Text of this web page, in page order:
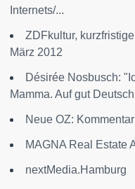
Internets/...
ZDFkultur,
März 2012
Désirée Nosbusch:
Mamma. Auf gut
Neue OZ:
MAGNA Real Estate
nextMedia.Hamburg